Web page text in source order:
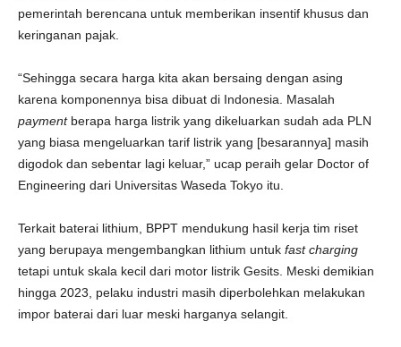
pemerintah berencana untuk memberikan insentif khusus dan
keringanan pajak.
“Sehingga secara harga kita akan bersaing dengan asing
karena komponennya bisa dibuat di Indonesia. Masalah
paymentberapa harga listrik yang dikeluarkan sudah ada PLN
yang biasa mengeluarkan tarif listrik yang [besarannya] masih
digodok dan sebentar lagi keluar,” ucap peraih gelar Doctor of
Engineering dari Universitas Waseda Tokyo itu.
Terkait baterai lithium, BPPT mendukung hasil kerja tim riset
yang berupaya mengembangkan lithium untuk fast charging
tetapi untuk skala kecil dari motor listrik Gesits. Meski demikian
hingga 2023, pelaku industri masih diperbolehkan melakukan
impor baterai dari luar meski harganya selangit.